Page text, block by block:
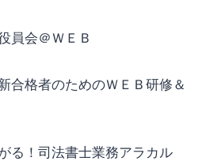
会＠ＷＥＢ
格者のためのＷＥＢ研修＆
書士業務アラカル